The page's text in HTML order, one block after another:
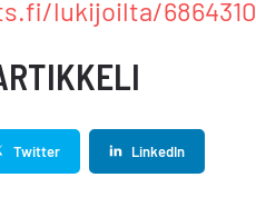
lukijoilta/6864310
Twitter LinkedIn